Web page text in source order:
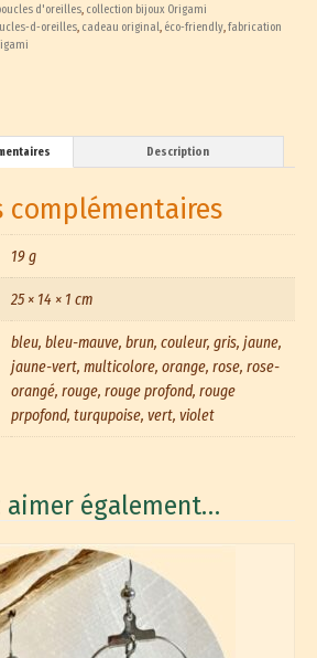
d'oreilles, collection bijoux Origami
d-oreilles, cadeau original, éco-friendly,fabrication
Description
complémentaires
19 g
25 × 14 × 1 cm
bleu, bleu-mauve, brun, couleur, gris, jaune,
jaune-vert, multicolore, orange, rose, rose-
orangé, rouge, rouge profond, rouge
prpofond, turqupoise, vert, violet
aimer également…